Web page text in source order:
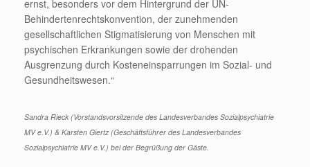
ernst, besonders vor dem Hintergrund der UN-
Behindertenrechtskonvention, der zunehmenden
gesellschaftlichen Stigmatisierung von Menschen mit
psychischen Erkrankungen sowie der drohenden
Ausgrenzung durch Kosteneinsparrungen im Sozial- und
Gesundheitswesen.“
Sandra Rieck (Vorstandsvorsitzende des Landesverbandes Sozialpsychiatrie
MV e.V.) & Karsten Giertz (Geschäftsführer des Landesverbandes
Sozialpsychiatrie MV e.V.) bei der Begrüßung der Gäste.